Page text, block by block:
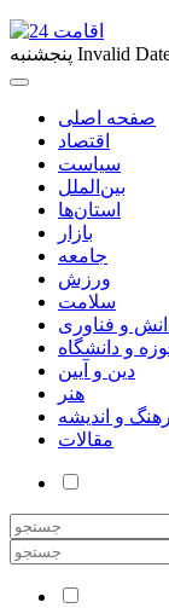
پنجشنبه Invalid
صفحه اصلی
اقتصاد
سیاست
بین‌الملل
استان‌ها
بازار
جامعه
ورزش
سلامت
و فناوری
و دانشگاه
دین و آیین
هنر
و اندیشه
مقالات